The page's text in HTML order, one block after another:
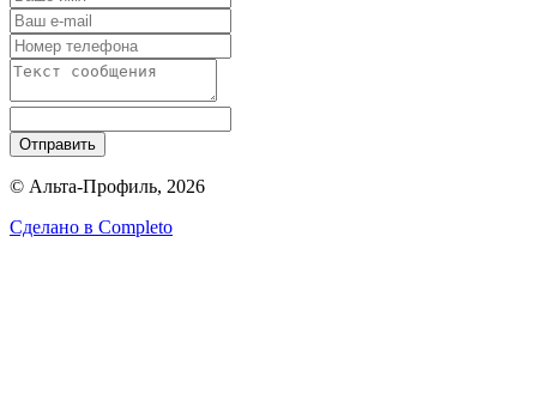
Отправить
© Альта-Профиль, 2026
Сделано в Completo